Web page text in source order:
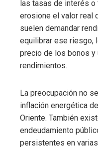
las tasas de interés
erosione el valor real
suelen demandar
equilibrar ese riesgo,
precio de los bonos y
rendimientos.
La preocupación no
inflación energética
Oriente. También
endeudamiento
persistentes en